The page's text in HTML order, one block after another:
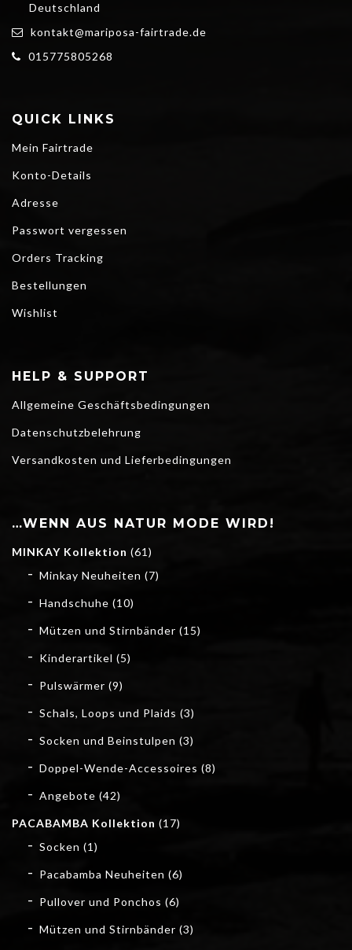
Deutschland
kontakt@mariposa-fairtrade.de
015775805268
QUICK LINKS
Mein Fairtrade
Konto-Details
Adresse
Passwort vergessen
Orders Tracking
Bestellungen
Wishlist
HELP & SUPPORT
Allgemeine Geschäftsbedingungen
Datenschutzbelehrung
Versandkosten und Lieferbedingungen
…WENN AUS NATUR MODE WIRD!
MINKAY Kollektion (61)
Minkay Neuheiten (7)
Handschuhe (10)
Mützen und Stirnbänder (15)
Kinderartikel (5)
Pulswärmer (9)
Schals, Loops und Plaids (3)
Socken und Beinstulpen (3)
Doppel-Wende-Accessoires (8)
Angebote (42)
PACABAMBA Kollektion (17)
Socken (1)
Pacabamba Neuheiten (6)
Pullover und Ponchos (6)
Mützen und Stirnbänder (3)